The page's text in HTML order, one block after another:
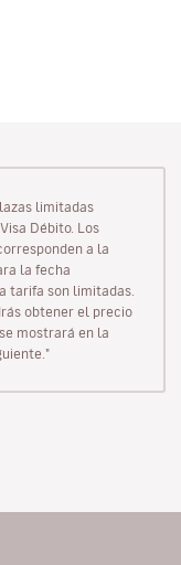
limitadas
Débito. Los
a la
la fecha
tarifa son limitadas.
obtener el precio
mostrará en la